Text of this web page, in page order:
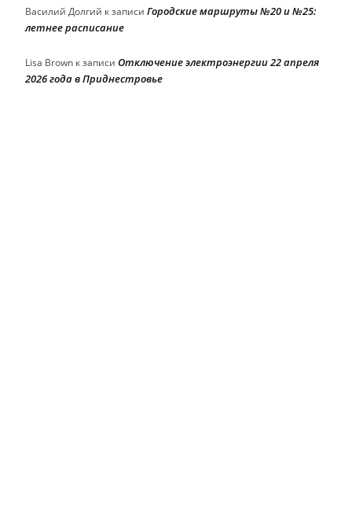
Василий Долгий к записи Городские маршруты №20 и №25:
летнее расписание
Lisa Brown к записи Отключение электроэнергии 22 апреля
2026 года в Приднестровье